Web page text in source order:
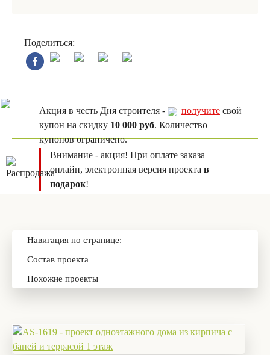
Поделиться:
Акция в честь Дня строителя - получите свой
купон на скидку 10 000 руб. Количество
купонов ограничено.
Внимание - акция! При оплате заказа
онлайн, электронная версия проекта в
подарок!
Навигация по странице:
Состав проекта
Похожие проекты